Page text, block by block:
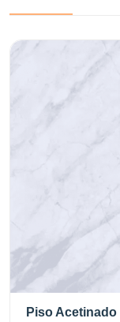
Piso Acetinado